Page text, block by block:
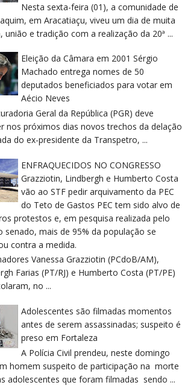
Nesta sexta-feira (01), a comunidade de
em Aracatiaçu, viveu um dia de muita
união e tradição com a realização da 20ª ...
Eleição da Câmara em 2001 Sérgio
Machado entrega nomes de 50
deputados beneficiados para votar em
Aécio Neves
Geral da República (PGR) deve
nos próximos dias novos trechos da delação
do ex-presidente da Transpetro, ...
ENFRAQUECIDOS NO CONGRESSO
Grazziotin, Lindbergh e Humberto Costa
vão ao STF pedir arquivamento da PEC
do Teto de Gastos PEC tem sido alvo de
protestos e, em pesquisa realizada pelo
senado, mais de 95% da população se
contra a medida.
Vanessa Grazziotin (PCdoB/AM),
Farias (PT/RJ) e Humberto Costa (PT/PE)
no ...
Adolescentes são filmadas momentos
antes de serem assassinadas; suspeito é
preso em Fortaleza
A Polícia Civil prendeu, neste domingo
homem suspeito de participação na morte
adolescentes que foram filmadas sendo ...